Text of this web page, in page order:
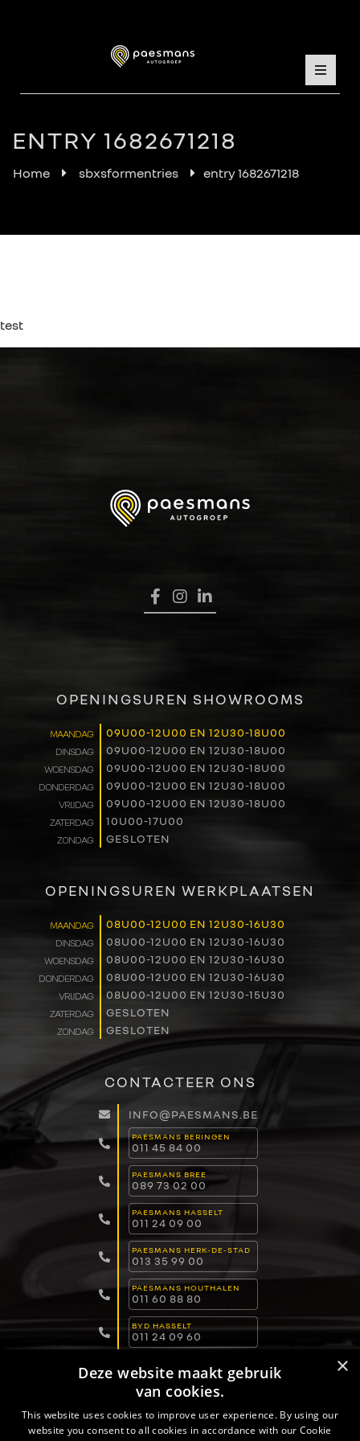
VERKOOP
RENAULT PRO+
NAVERKOOP
VERHUUR
WERKEN BIJ
CONTACT
ENTRY 1682671218
Home sbxsformentries entry 1682671218
test
OPENINGSUREN SHOWROOMS
MAANDAG 09U00-12U00 EN 12U30-18U00
DINSDAG 09U00-12U00 EN 12U30-18U00
WOENSDAG 09U00-12U00 EN 12U30-18U00
DONDERDAG 09U00-12U00 EN 12U30-18U00
VRIJDAG 09U00-12U00 EN 12U30-18U00
ZATERDAG 10U00-17U00
ZONDAG GESLOTEN
OPENINGSUREN WERKPLAATSEN
MAANDAG 08U00-12U00 EN 12U30-16U30
DINSDAG 08U00-12U00 EN 12U30-16U30
WOENSDAG 08U00-12U00 EN 12U30-16U30
DONDERDAG 08U00-12U00 EN 12U30-16U30
VRIJDAG 08U00-12U00 EN 12U30-15U30
ZATERDAG GESLOTEN
ZONDAG GESLOTEN
CONTACTEER ONS
INFO@PAESMANS.BE
PAESMANS BERINGEN
011 45 84 00
PAESMANS BREE
089 73 02 00
PAESMANS HASSELT
011 24 09 00
PAESMANS HERK-DE-STAD
013 35 99 00
PAESMANS HOUTHALEN
011 60 88 80
BYD HASSELT
011 24 09 60
011 15 04 00
089 82 30 30
×
Deze website maakt gebruik
van cookies.
This website uses cookies to improve user experience. By using our
website you consent to all cookies in accordance with our Cookie